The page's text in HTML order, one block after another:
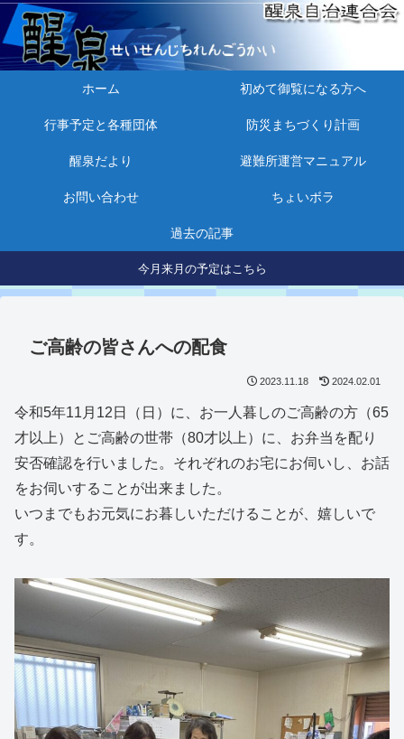
ホーム 初めて御覧になる方へ
行事予定と各種団体 防災まちづくり計画
醒泉だより 避難所運営マニュアル
お問い合わせ ちょいボラ
過去の記事
今月来月の予定はこちら
ご高齢の皆さんへの配食
2023.11.18 2024.02.01
令和5年11月12日（日）に、お一人暮しのご高齢の方（65
才以上）とご高齢の世帯（80才以上）に、お弁当を配り
安否確認を行いました。それぞれのお宅にお伺いし、お話
をお伺いすることが出来ました。
いつまでもお元気にお暮しいただけることが、嬉しいで
す。